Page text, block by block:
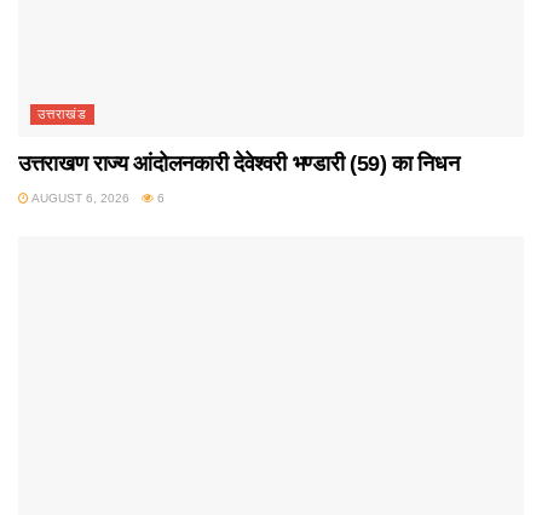
उत्तराखंड
उत्तराखण राज्य आंदोलनकारी देवेश्वरी भण्डारी (59) का निधन
AUGUST 6, 2026 6